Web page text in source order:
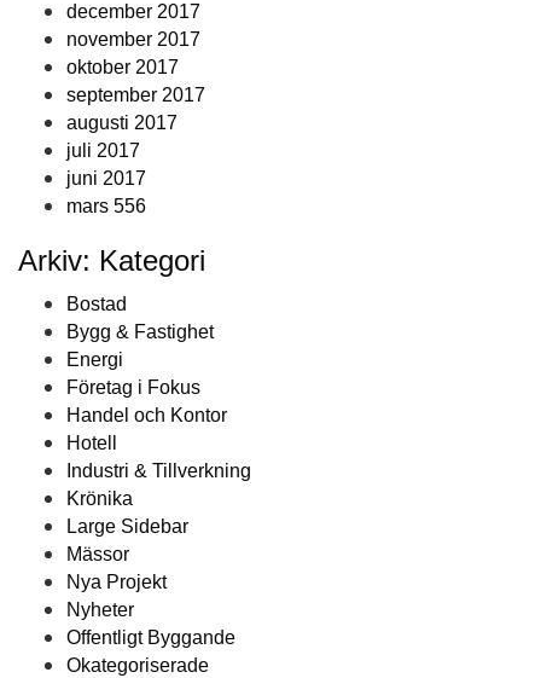
december 2017
november 2017
oktober 2017
september 2017
augusti 2017
juli 2017
juni 2017
mars 556
Arkiv: Kategori
Bostad
Bygg & Fastighet
Energi
Företag i Fokus
Handel och Kontor
Hotell
Industri & Tillverkning
Krönika
Large Sidebar
Mässor
Nya Projekt
Nyheter
Offentligt Byggande
Okategoriserade